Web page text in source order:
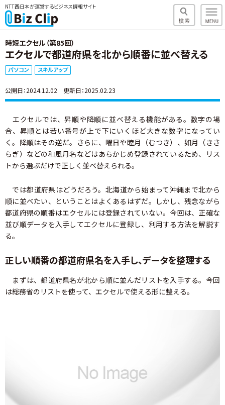
NTT西日本が運営するビジネス情報サイト
時短エクセル（第85回）
エクセルで都道府県を北から順番に並べ替える
パソコン スキルアップ
公開日：2024.12.02 更新日：2025.02.23
エクセルでは、昇順や降順に並べ替える機能がある。数字の場
合、昇順とは若い番号が上で下にいくほど大きな数字になってい
く。降順はその逆だ。さらに、曜日や睦月（むつき）、如月（きさ
らぎ）などの和風月名などはあらかじめ登録されているため、リス
トから選ぶだけで正しく並べ替えられる。
では都道府県はどうだろう。北海道から始まって沖縄まで北から
順に並べたい、ということはよくあるはずだ。しかし、残念ながら
都道府県の順番はエクセルには登録されていない。今回は、正確な
並び順データを入手してエクセルに登録し、利用する方法を解説す
る。
正しい順番の都道府県名を入手し、データを整理する
まずは、都道府県名が北から順に並んだリストを入手する。今回
は総務省のリストを使って、エクセルで使える形に整える。